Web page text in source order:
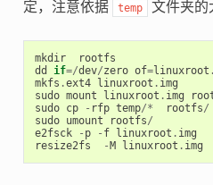
定，注意依据
temp 文件夹的
mkdir
rootfs
dd
if=/dev/zero of=linuxroot .
mkfs .ext4 linuxroot . img
sudo mount linuxroot . img
sudo cp - rfp temp/* rootfs/
sudo umount rootfs/
e2fsck
- p - f linuxroot . img
resize2fs
-M linuxroot . img